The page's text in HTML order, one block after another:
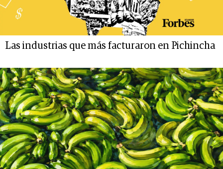
Las industrias que más facturaron en Pichincha